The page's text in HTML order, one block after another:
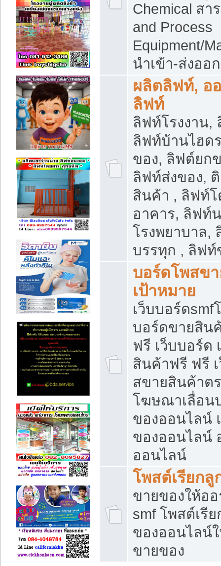
Chemical สา
and Process
Equipment/
นำเข้า-ส่งอ
ผลิตลิฟท์, อ
ลิฟท์
ลิฟท์โรงงาน
ลิฟท์บ้านไฮด
ของ, ลิฟต์ยก
ลิฟท์ส่งของ,
สินค้า , ลิฟท์
อาคาร, ลิฟท์
โรงพยาบาล,
บรรทุก , ลิฟท์
บอร์ดโพสข
เป้าหมาย
เว็บบอร์ดsmf
บอร์ดขายสิน
ฟรี เว็บบอร์ด
สินค้าฟรี ฟรี
สขายสินค้าต
โฆษณาเลื่อน
ของออนไลน์
ของออนไลน์
ออนไลน์
โพสต์เรียก
ขายของให้ออ
smf โพสต์เรี
ของออนไลน์
ขายของ